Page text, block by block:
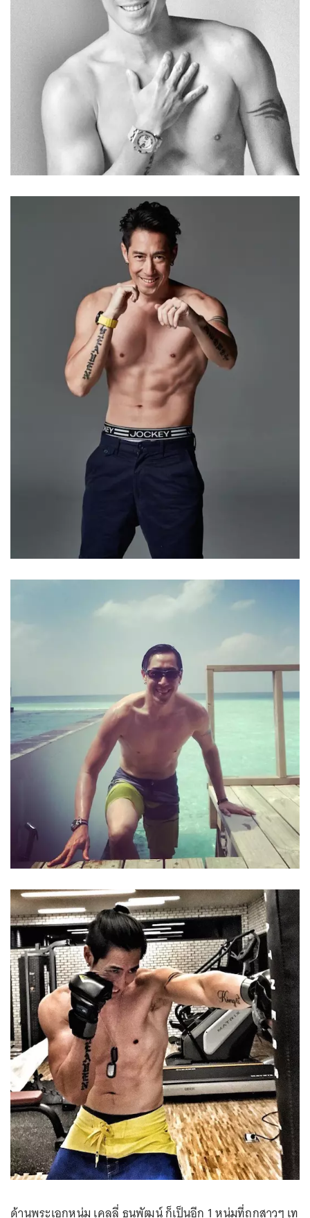
ด้านพระเอกหนุ่ม เคลลี่ ธนพัฒน์ ก็เป็นอีก 1 หนุ่มที่ถูกสาวๆ เท